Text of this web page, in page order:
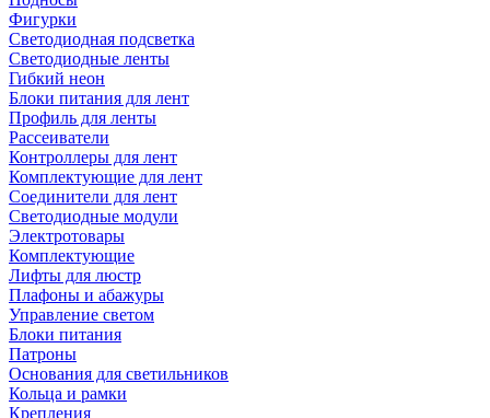
Фигурки
Светодиодная подсветка
Светодиодные ленты
Гибкий неон
Блоки питания для лент
Профиль для ленты
Рассеиватели
Контроллеры для лент
Комплектующие для лент
Соединители для лент
Светодиодные модули
Электротовары
Комплектующие
Лифты для люстр
Плафоны и абажуры
Управление светом
Блоки питания
Патроны
Основания для светильников
Кольца и рамки
Крепления